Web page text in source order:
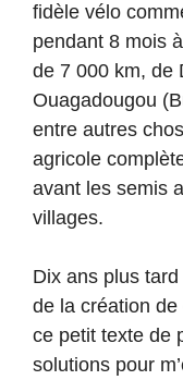
fidèle vélo
pendant 8 mois
de 7 000 km, de
Ouagadougou
entre autres
agricole
avant les semis
villages.
Dix ans plus
de la création
ce petit texte de
solutions pour